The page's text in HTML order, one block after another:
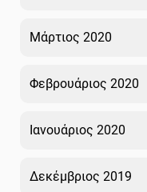
Μάρτιος 2020
Φεβρουάριος 2020
Ιανουάριος 2020
Δεκέμβριος 2019